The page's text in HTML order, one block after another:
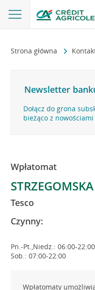
Strona główna
Newsletter
Dołącz do grona
bieżąco z
Wpłatomat
Tesco
Czynny:
Pn.-Pt.,Niedz.: 06:00-22:00
Sob.: 07:00-22:00
Wpłatomaty